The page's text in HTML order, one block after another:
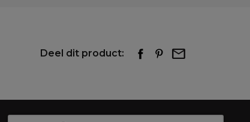
Deel dit product: